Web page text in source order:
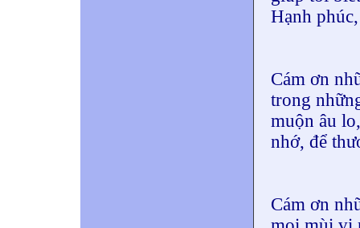
Hạnh
Cám ơn
trong
muộn âu
nhớ, để
Cám ơn